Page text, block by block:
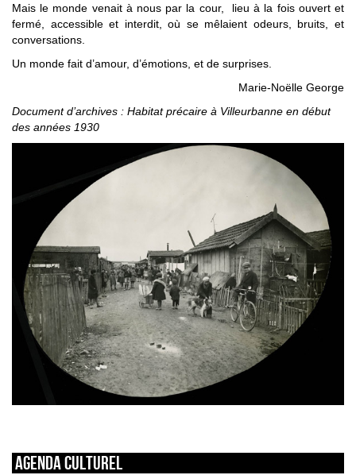
Mais le monde venait à nous par la cour, lieu à la fois ouvert et
fermé, accessible et interdit, où se mêlaient odeurs, bruits, et
conversations.
Un monde fait d’amour, d’émotions, et de surprises.
Marie-Noëlle George
Document d’archives : Habitat précaire à Villeurbanne en début
des années 1930
Agenda culturel